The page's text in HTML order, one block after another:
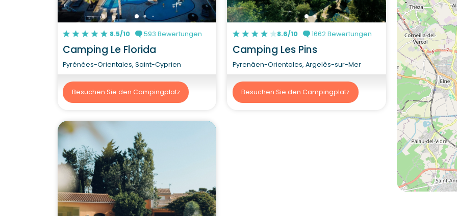
8.5/10 593 Bewertungen
Camping Le Florida
Pyrénées-Orientales, Saint-Cyprien
Besuchen Sie den Campingplatz
8.6/10 1662 Bewertungen
Camping Les Pins
Pyrenäen-Orientales, Argelès-sur-Mer
Besuchen Sie den Campingplatz